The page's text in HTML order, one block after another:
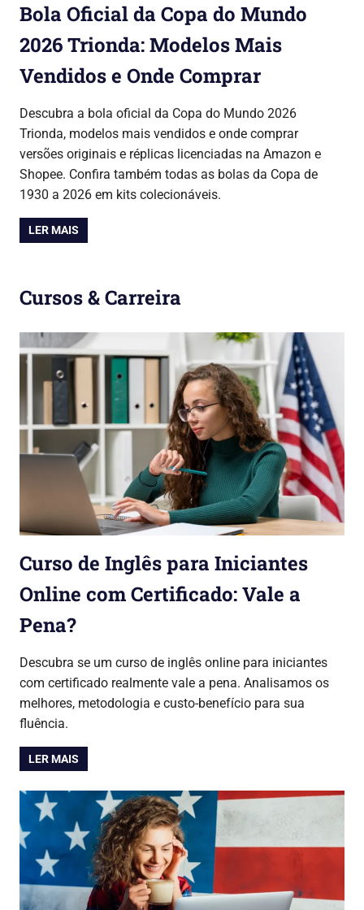
Bola Oficial da Copa do Mundo
2026 Trionda: Modelos Mais
Vendidos e Onde Comprar
Descubra a bola oficial da Copa do Mundo 2026
Trionda, modelos mais vendidos e onde comprar
versões originais e réplicas licenciadas na Amazon e
Shopee. Confira também todas as bolas da Copa de
1930 a 2026 em kits colecionáveis.
LER MAIS
Cursos & Carreira
Curso de Inglês para Iniciantes
Online com Certificado: Vale a
Pena?
Descubra se um curso de inglês online para iniciantes
com certificado realmente vale a pena. Analisamos os
melhores, metodologia e custo-benefício para sua
fluência.
LER MAIS